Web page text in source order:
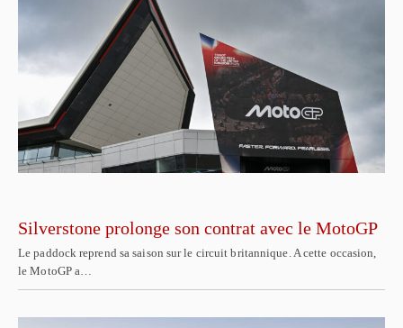
Silverstone prolonge son contrat avec le MotoGP
Le paddock reprend sa saison sur le circuit britannique. A cette occasion,
le MotoGP a…